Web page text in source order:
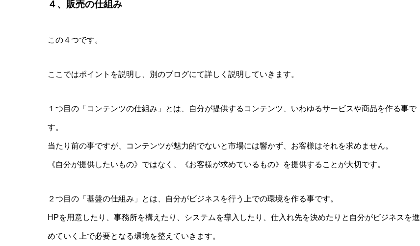
４、販売の仕組み
この４つです。
ここではポイントを説明し、別のブログにて詳しく説明していきます。
１つ目の「コンテンツの仕組み」とは、自分が提供するコンテンツ、いわゆるサービスや商品を作る事で
す。
当たり前の事ですが、コンテンツが魅力的でないと市場には響かず、お客様はそれを求めません。
《自分が提供したいもの》ではなく、《お客様が求めているもの》を提供することが大切です。
２つ目の「基盤の仕組み」とは、自分がビジネスを行う上での環境を作る事です。
HPを用意したり、事務所を構えたり、システムを導入したり、仕入れ先を決めたりと自分がビジネスを進
めていく上で必要となる環境を整えていきます。